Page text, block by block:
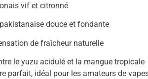
vif et citronné
douce et fondante
de fraîcheur naturelle
le yuzu acidulé et la mangue tropicale
parfait, idéal pour les amateurs de